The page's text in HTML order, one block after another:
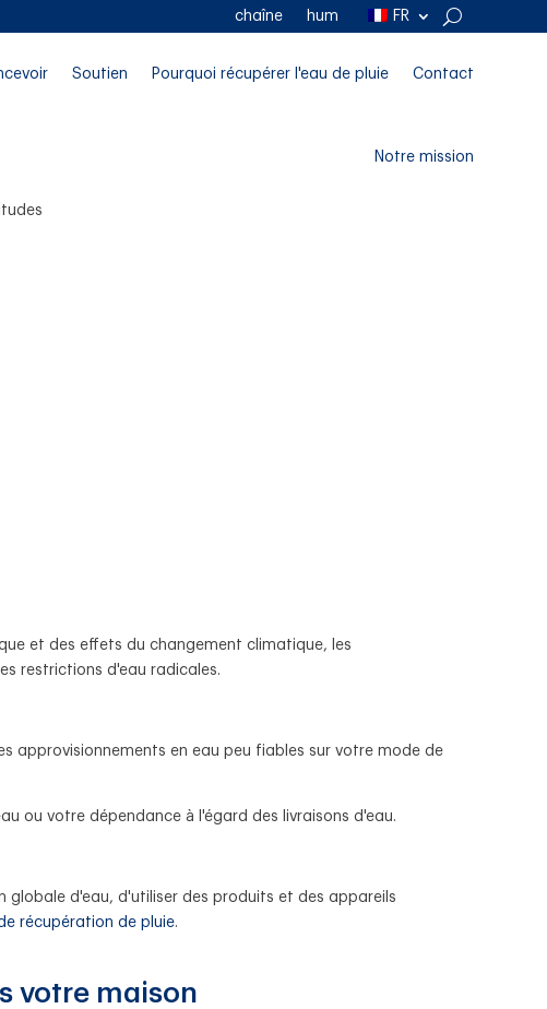
chaîne hum FR
Soutien Pourquoi récupérer l'eau de pluie Contact
Notre mission
et des effets du changement climatique, les
restrictions d'eau radicales.
approvisionnements en eau peu fiables sur votre mode de
ou votre dépendance à l'égard des livraisons d'eau.
globale d'eau, d'utiliser des produits et des appareils
récupération de pluie.
votre maison